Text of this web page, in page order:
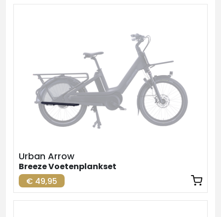
Urban Arrow
Breeze Voetenplankset
€ 49,95